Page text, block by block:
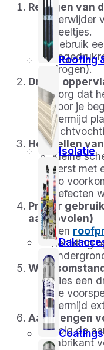
Roofing
Isolatie
Coatings
Reinigen van
Verwijder
deeltjes.
Gebruik
drogen).
Droog
Zorg dat
voor je
Vermijd
Herstellen
Kleine
eerst met
Zo
defecten
Primer
aanbevolen)
Een
hechting
Kies een
de
Vermijd
Aanbrengen
Volg de
fabrikant